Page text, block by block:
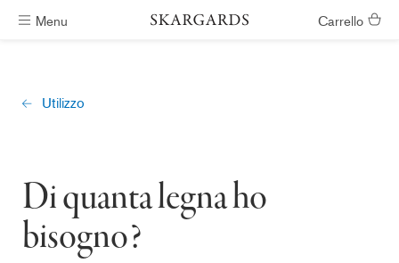
Menu Carrello
Utilizzo
Di quanta legna ho
bisogno?